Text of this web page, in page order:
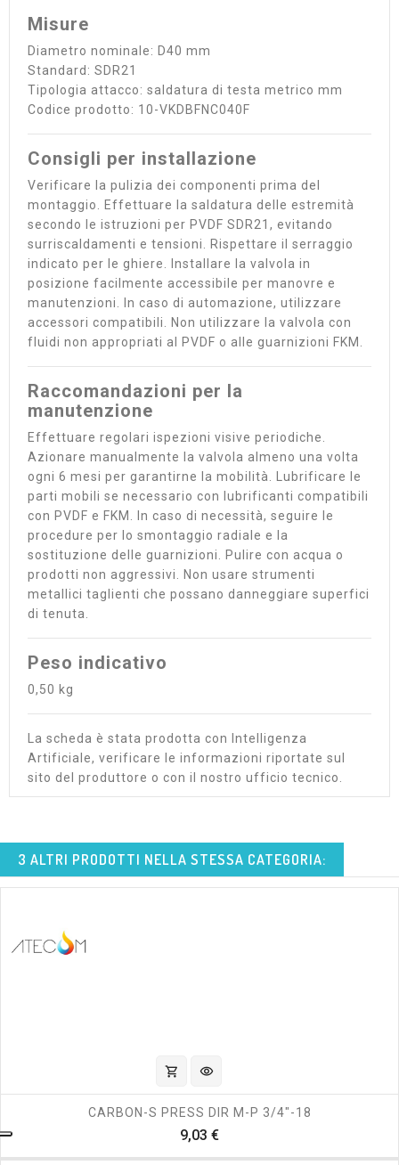
Misure
Diametro nominale: D40 mm
Standard: SDR21
Tipologia attacco: saldatura di testa metrico mm
Codice prodotto: 10-VKDBFNC040F
Consigli per installazione
Verificare la pulizia dei componenti prima del
montaggio. Effettuare la saldatura delle estremità
secondo le istruzioni per PVDF SDR21, evitando
surriscaldamenti e tensioni. Rispettare il serraggio
indicato per le ghiere. Installare la valvola in
posizione facilmente accessibile per manovre e
manutenzioni. In caso di automazione, utilizzare
accessori compatibili. Non utilizzare la valvola con
fluidi non appropriati al PVDF o alle guarnizioni FKM.
Raccomandazioni per la
manutenzione
Effettuare regolari ispezioni visive periodiche.
Azionare manualmente la valvola almeno una volta
ogni 6 mesi per garantirne la mobilità. Lubrificare le
parti mobili se necessario con lubrificanti compatibili
con PVDF e FKM. In caso di necessità, seguire le
procedure per lo smontaggio radiale e la
sostituzione delle guarnizioni. Pulire con acqua o
prodotti non aggressivi. Non usare strumenti
metallici taglienti che possano danneggiare superfici
di tenuta.
Peso indicativo
0,50 kg
La scheda è stata prodotta con Intelligenza
Artificiale, verificare le informazioni riportate sul
sito del produttore o con il nostro ufficio tecnico.
3 ALTRI PRODOTTI NELLA STESSA CATEGORIA:
shopping_cart visibility
CARBON-S PRESS DIR M-P 3/4"-18
9,03 €Prezzo